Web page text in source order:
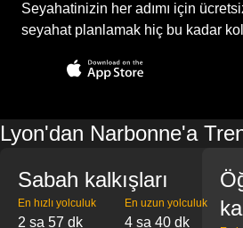
Seyahatinizin her adımı için
seyahat planlamak hiç bu kadar
Lyon'dan Narbonne'a
Sabah kalkışları
En hızlı yolculuk
2 sa 57 dk
En uzun yolculuk
4 sa 40 dk